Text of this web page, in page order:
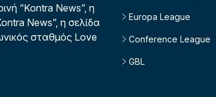
“Kontra News”, η
News”, η σελίδα
σταθμός Love
Europa League
Conference League
GBL